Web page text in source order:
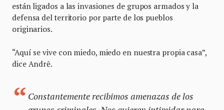
están ligados a las invasiones de grupos armados y la
defensa del territorio por parte de los pueblos
originarios.
“Aquí se vive con miedo, miedo en nuestra propia casa”,
dice Andrē.
Constantemente recibimos amenazas de los